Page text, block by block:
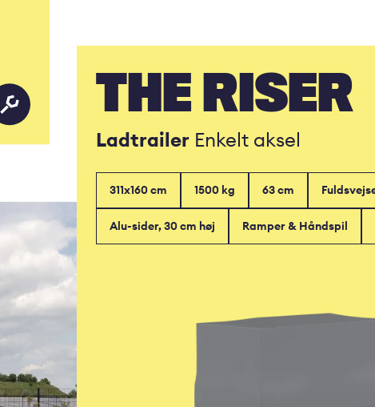
THE RISER
LadtrailerEnkelt aksel
311x160 cm 1500 kg 63 cm
Alu-sider, 30 cm høj Ramper & Håndspil